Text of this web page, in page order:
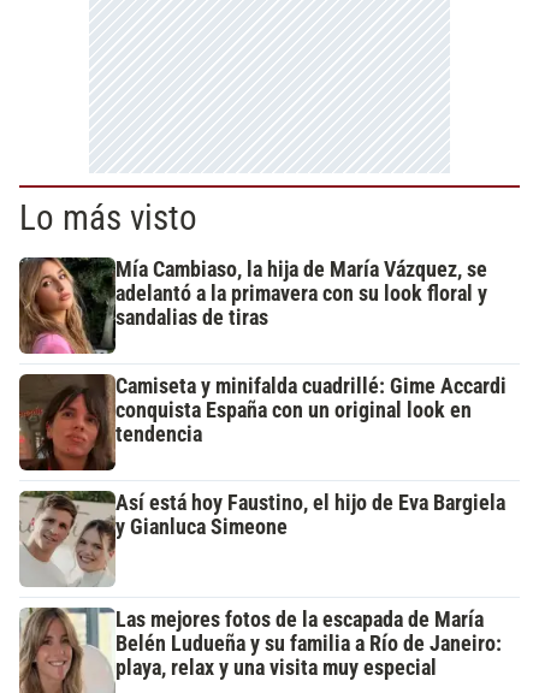
Lo más visto
Mía Cambiaso, la hija de María Vázquez, se
adelantó a la primavera con su look floral y
sandalias de tiras
Camiseta y minifalda cuadrillé: Gime Accardi
conquista España con un original look en
tendencia
Así está hoy Faustino, el hijo de Eva Bargiela
y Gianluca Simeone
Las mejores fotos de la escapada de María
Belén Ludueña y su familia a Río de Janeiro:
playa, relax y una visita muy especial